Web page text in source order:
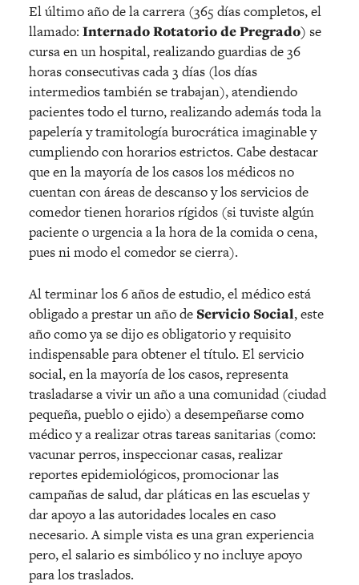
El último año de la carrera (365 días completos, el
llamado: Internado Rotatorio de Pregrado) se
cursa en un hospital, realizando guardias de 36
horas consecutivas cada 3 días (los días
intermedios también se trabajan), atendiendo
pacientes todo el turno, realizando además toda la
papelería y tramitología burocrática imaginable y
cumpliendo con horarios estrictos. Cabe destacar
que en la mayoría de los casos los médicos no
cuentan con áreas de descanso y los servicios de
comedor tienen horarios rígidos (si tuviste algún
paciente o urgencia a la hora de la comida o cena,
pues ni modo el comedor se cierra).
Al terminar los 6 años de estudio, el médico está
obligado a prestar un año de Servicio Social, este
año como ya se dijo es obligatorio y requisito
indispensable para obtener el título. El servicio
social, en la mayoría de los casos, representa
trasladarse a vivir un año a una comunidad (ciudad
pequeña, pueblo o ejido) a desempeñarse como
médico y a realizar otras tareas sanitarias (como:
vacunar perros, inspeccionar casas, realizar
reportes epidemiológicos, promocionar las
campañas de salud, dar pláticas en las escuelas y
dar apoyo a las autoridades locales en caso
necesario. A simple vista es una gran experiencia
pero, el salario es simbólico y no incluye apoyo
para los traslados.